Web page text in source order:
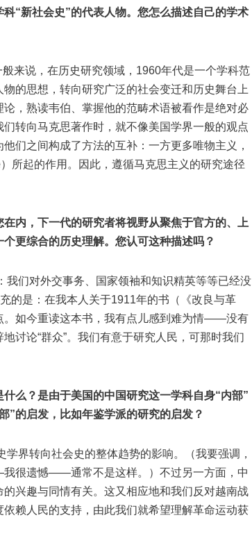
“新社会史”的代表人物。您怎么描述自己的学术
来说，在历史研究领域，1960年代是一个学科范
的思想，转向研究广泛的社会变迁和历史舞台上
，熟读韦伯、掌握他的范畴术语被看作是绝对必
转向马克思著作时，就不像美国学界一般的观点
们之间构成了方法的互补：一方更多唯物主义，
所起的作用。因此，遵循马克思主义的研究途径
内，下一代的研究者将视野从聚焦于官方的、上
更综合的历史理解。您认可这种描述吗？
们对外交事务、国家领袖和知识精英等等已经没
的是：在我本人关于1911年的书（《改良与革
。如今重读这本书，我有点儿感到难为情——没有
讨论“群众”。我们有意于研究人民，可那时我们
么？是由于美国的中国研究这一学科自身“内部”
”的启发，比如年鉴学派的研究的启发？
转向社会史的整体趋势的影响。（我要强调，
很遗憾——通常不是这样。）不过另一方面，中
兴趣与同情有关。这又相应地和我们反对越南战
赖人民的支持，由此我们就希望理解革命运动获